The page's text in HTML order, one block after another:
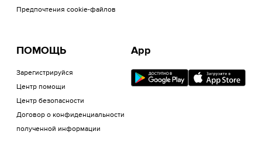
Предпочтения cookie-файлов
ПОМОЩЬ
Зарегистрируйся
Центр помощи
Центр безопасности
Договор о конфиденциальности
полученной информации
App